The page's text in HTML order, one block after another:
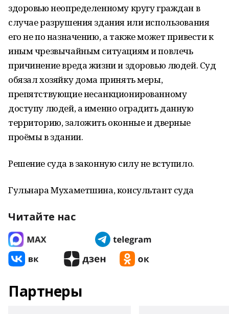
здоровью неопределенному кругу граждан в
случае разрушения здания или использования
его не по назначению, а также может привести к
иным чрезвычайным ситуациям и повлечь
причинение вреда жизни и здоровью людей. Суд
обязал хозяйку дома принять меры,
препятствующие несанкционированному
доступу людей, а именно оградить данную
территорию, заложить оконные и дверные
проёмы в здании.
Решение суда в законную силу не вступило.
Гульнара Мухаметшина, консультант суда
Читайте нас
Партнеры